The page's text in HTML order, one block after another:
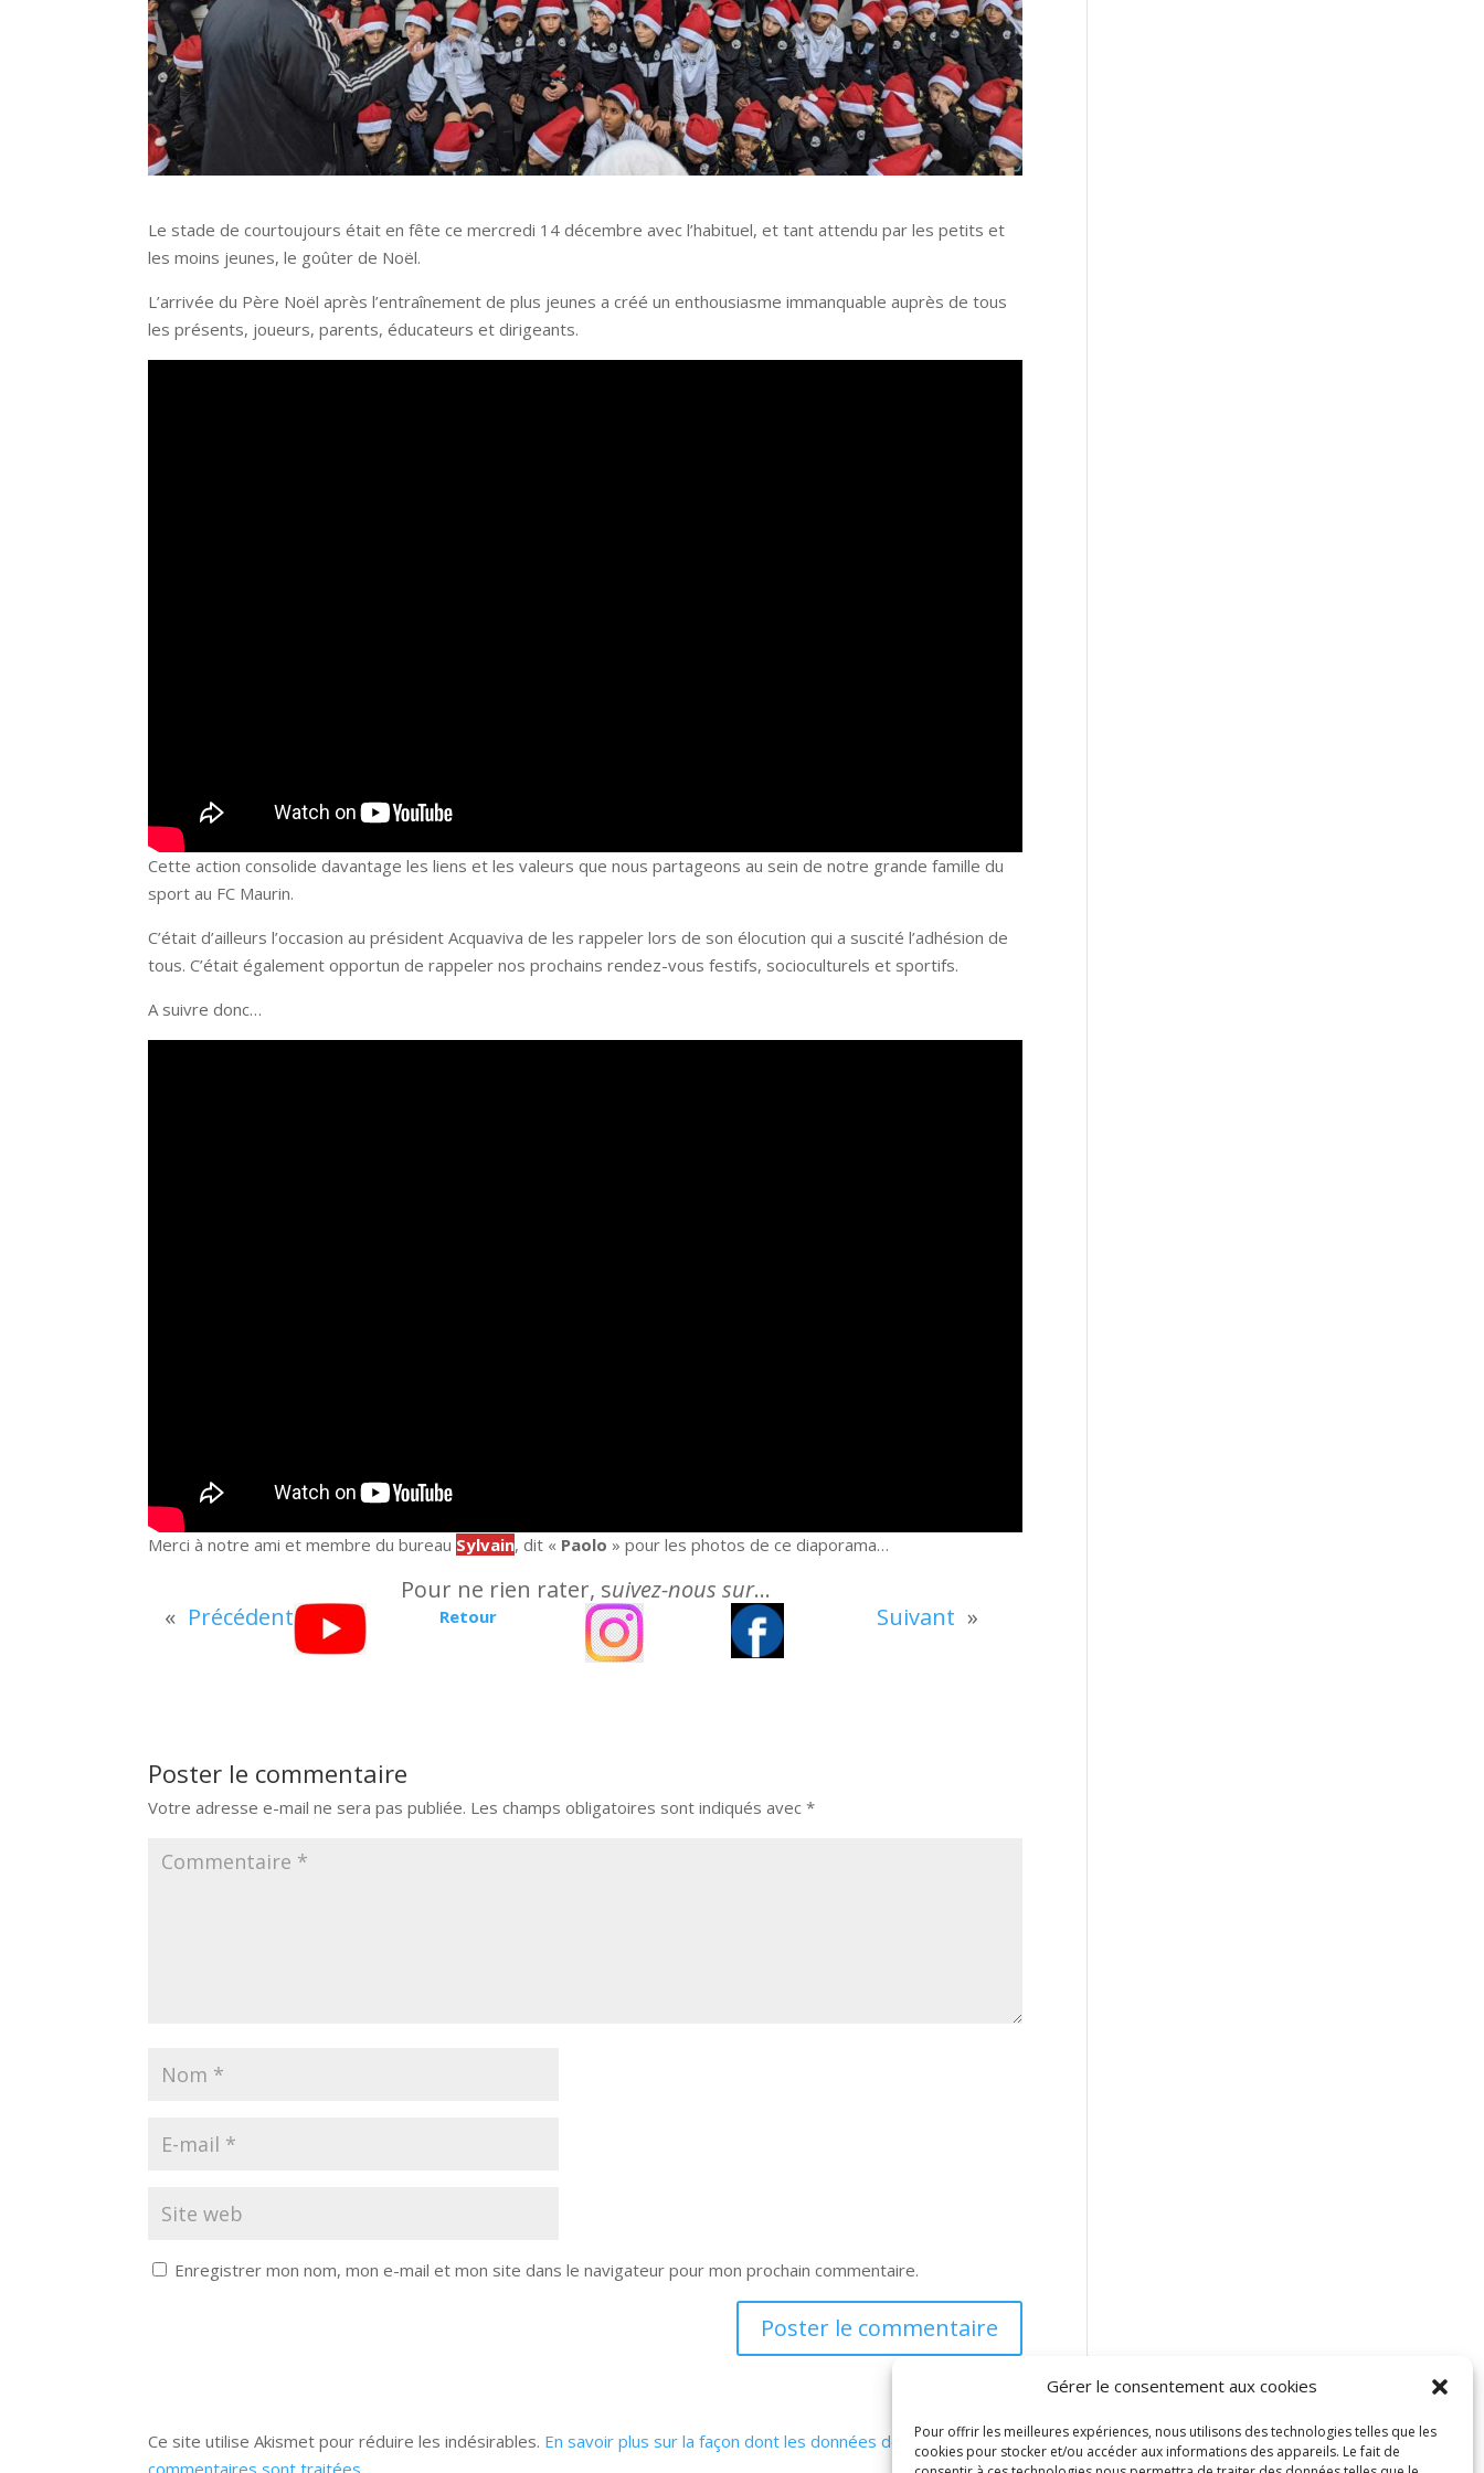
Gérer le consentement aux cookies
Pour offrir les meilleures expériences, nous utilisons des technologies telles que les
cookies pour stocker et/ou accéder aux informations des appareils. Le fait de
Le stade de courtoujours était en fête ce mercredi 14 décembre avec l’habituel, et tant attendu par les petits et
les moins jeunes, le goûter de Noël.
L’arrivée du Père Noël après l’entraînement de plus jeunes a créé un enthousiasme immanquable auprès de tous
les présents, joueurs, parents, éducateurs et dirigeants.
Cette action consolide davantage les liens et les valeurs que nous partageons au sein de notre grande famille du
sport au FC Maurin.
C’était d’ailleurs l’occasion au président Acquaviva de les rappeler lors de son élocution qui a suscité l’adhésion de
tous. C’était également opportun de rappeler nos prochains rendez-vous festifs, socioculturels et sportifs.
A suivre donc…
Merci à notre ami et membre du bureau Sylvain, dit « Paolo » pour les photos de ce diaporama…
Pour ne rien rater, suivez-nous sur…
« Précédent Retour Suivant »
Poster le commentaire
Votre adresse e-mail ne sera pas publiée. Les champs obligatoires sont indiqués avec*
Enregistrer mon nom, mon e-mail et mon site dans le navigateur pour mon prochain commentaire.
Ce site utilise Akismet pour réduire les indésirables. En savoir plus sur la façon dont les données de vos
commentaires sont traitées